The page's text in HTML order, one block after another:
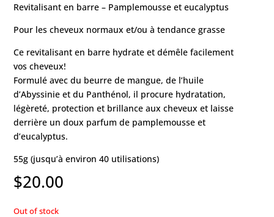
Revitalisant en barre – Pamplemousse et eucalyptus
Pour les cheveux normaux et/ou à tendance grasse
Ce revitalisant en barre hydrate et démêle facilement
vos cheveux!
Formulé avec du beurre de mangue, de l’huile
d’Abyssinie et du Panthénol, il procure hydratation,
légèreté, protection et brillance aux cheveux et laisse
derrière un doux parfum de pamplemousse et
d’eucalyptus.
55g (jusqu’à environ 40 utilisations)
$20.00
Out of stock